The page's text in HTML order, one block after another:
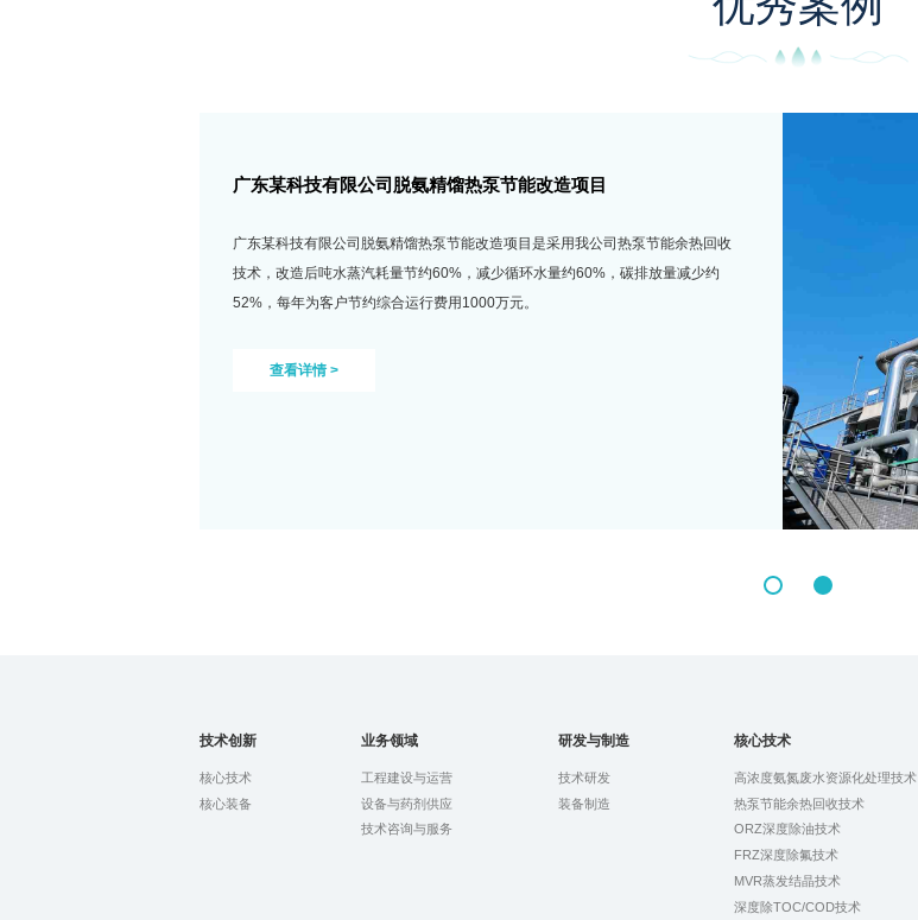
厦门某新能源材料有限公司精馏脱氨热泵节能改造项目
厦门某新能源材料有限公司精馏脱氨热泵节能改造项目是采用我公司热泵节能余
热回收技术，改造后吨水蒸汽耗量节约62%，减少循环水量约50%，碳排放量减
少约46%，每年为客户节约综合运行费用500万元。
查看详情 >
技术创新
核心技术
核心装备
业务领域
工程建设与运营
设备与药剂供应
技术咨询与服务
研发与制造
技术研发
装备制造
核心技术
高浓度氨氮废水资源化处理技术
热泵节能余热回收技术
ORZ深度除油技术
FRZ深度除氟技术
MVR蒸发结晶技术
深度除TOC/COD技术